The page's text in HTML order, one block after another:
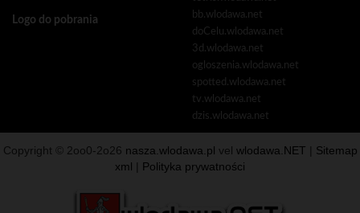
Logo do pobrania
bb.wlodawa.net
doCelu.wlodawa.net
3d.wlodawa.net
ogloszenia.wlodawa.net
spotted.wlodawa.net
tv.wlodawa.net
dzis.wlodawa.net
Copyright © 2oo0-2o26 nasza.wlodawa.pl vel wlodawa.NET
Sitemap
xml
Polityka prywatności